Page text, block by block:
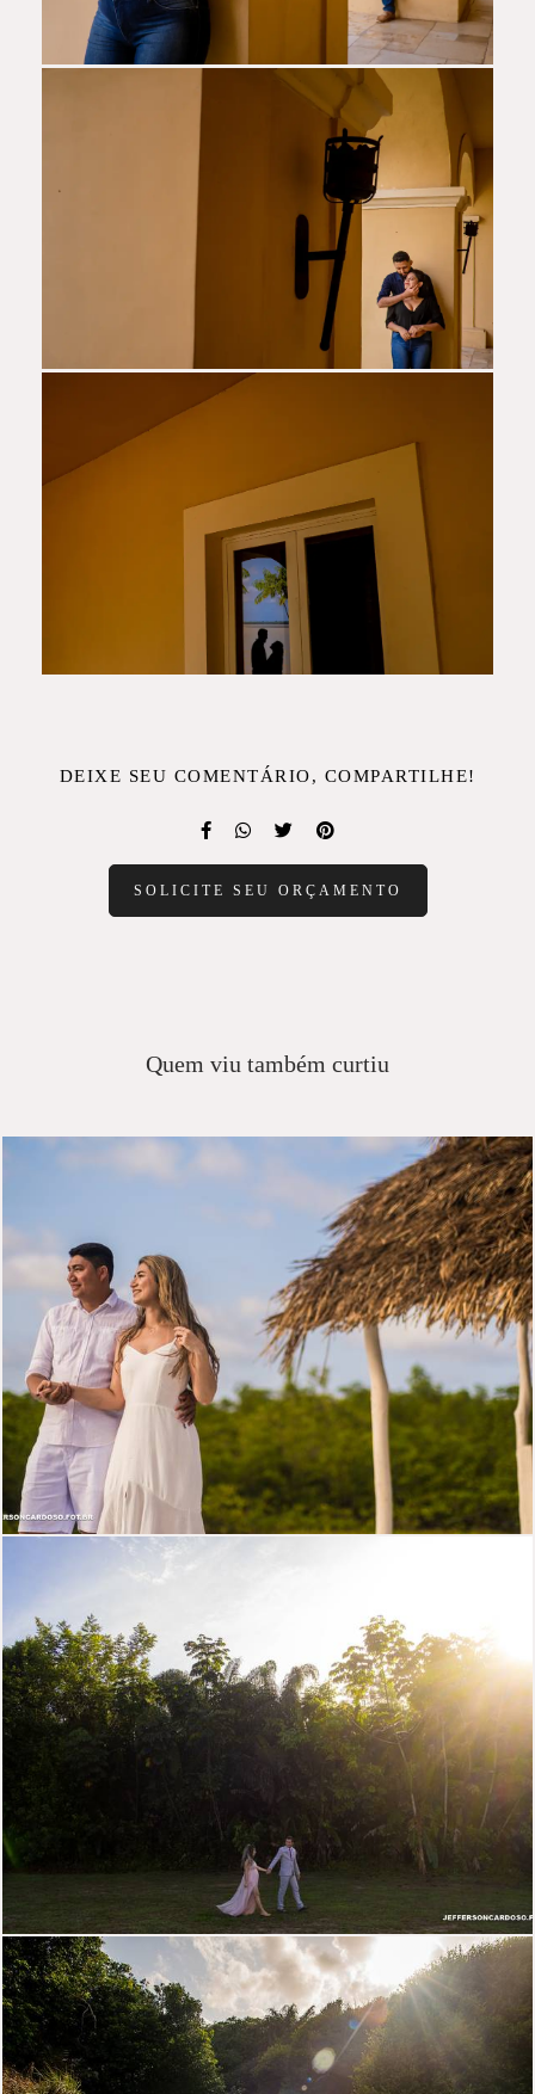
DEIXE SEU COMENTÁRIO, COMPARTILHE!
SOLICITE SEU ORÇAMENTO
Quem viu também curtiu
806 0
1028 1